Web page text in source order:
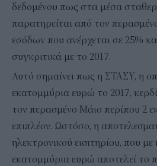
δεδομένου πως στα μέσα
παρατηρείται από τον
εσόδων που ανέρχεται σε 25%
συγκριτικά με το 2017.
Αυτό σημαίνει πως η ΣΤΑΣΥ, η
εκατομμύρια ευρώ το 2017,
τον περασμένο Μάιο περίπου 2
επιπλέον. Ωστόσο, η
ηλεκτρονικού εισιτηρίου, που
εκατομμύρια ευρώ αποτελεί το